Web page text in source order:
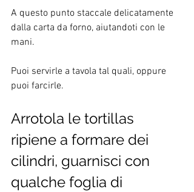
A questo punto staccale delicatamente
dalla carta da forno, aiutandoti con le
mani.
Puoi servirle a tavola tal quali, oppure
puoi farcirle.
Arrotola le tortillas
ripiene a formare dei
cilindri, guarnisci con
qualche foglia di